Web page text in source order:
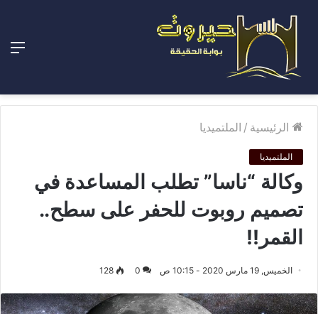
الرئيسية / الملتميديا
الملتميديا
وكالة “ناسا” تطلب المساعدة في
تصميم روبوت للحفر على سطح..
القمر!!
الخميس, 19 مارس 2020 - 10:15 ص 0
128